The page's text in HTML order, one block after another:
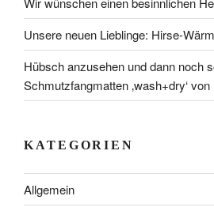
Unsere neuen Lieblinge: Hirse-
Hübsch anzusehen und dann noch
Schmutzfangmatten ‚wash+dry‘ von
KATEGORIEN
Allgemein